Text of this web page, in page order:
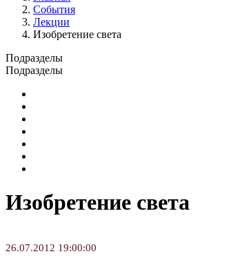
События
Лекции
Изобретение света
Подразделы
Подразделы
Изобретение света
26.07.2012 19:00:00